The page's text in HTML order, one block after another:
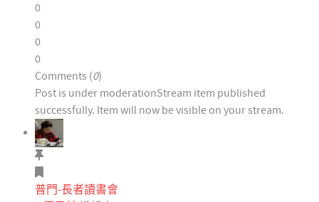
0
0
0
0
Comments (0)
Post is under moderationStream item published
successfully. Item will now be visible on your stream.
普門-長者讀書會